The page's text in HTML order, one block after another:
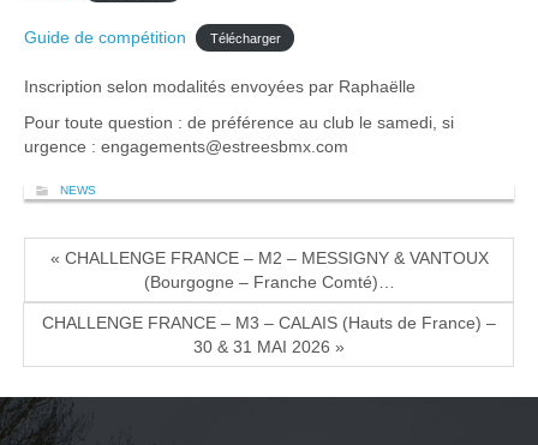
Guide de compétition Télécharger
Inscription selon modalités envoyées par Raphaëlle
Pour toute question : de préférence au club le samedi, si
urgence : engagements@estreesbmx.com
NEWS
« CHALLENGE FRANCE – M2 – MESSIGNY & VANTOUX
(Bourgogne – Franche Comté)…
CHALLENGE FRANCE – M3 – CALAIS (Hauts de France) –
30 & 31 MAI 2026 »